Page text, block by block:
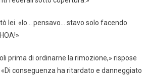
lei. «Io… pensavo… stavo solo facendo
prima di ordinarne la rimozione,» rispose
conseguenza ha ritardato e danneggiato